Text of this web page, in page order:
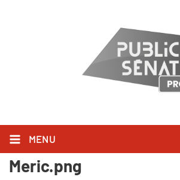
MENU
Oriane Mancini_Clement
Meric.png